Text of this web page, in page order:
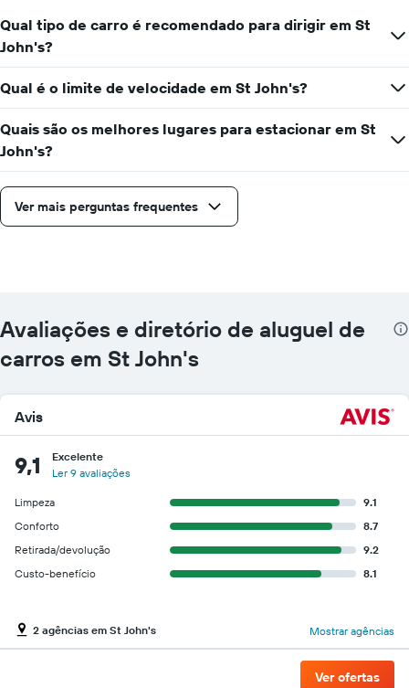
Qual tipo de carro é recomendado para dirigir em St
John's?
Qual é o limite de velocidade em St John's?
Quais são os melhores lugares para estacionar em St
John's?
Ver mais perguntas frequentes
Avaliações e diretório de aluguel de
carros em St John's
Avis
9,1
Excelente
Ler 9 avaliações
Limpeza
9.1
Conforto
8.7
Retirada/devolução
9.2
Custo-benefício
8.1
2 agências em St John's Mostrar agências
Ver ofertas